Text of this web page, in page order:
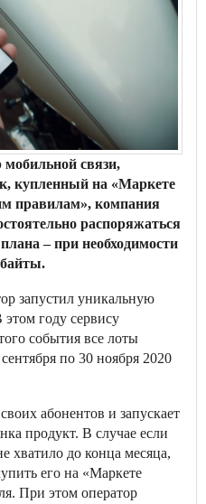
связи,
купленный на «Маркете
правилам», компания
распоряжаться
– при необходимости
запустил уникальную
году сервису
события все лоты
по 30 ноября 2020
абонентов и запускает
продукт. В случае если
хватило до конца месяца,
его на «Маркете
При этом оператор